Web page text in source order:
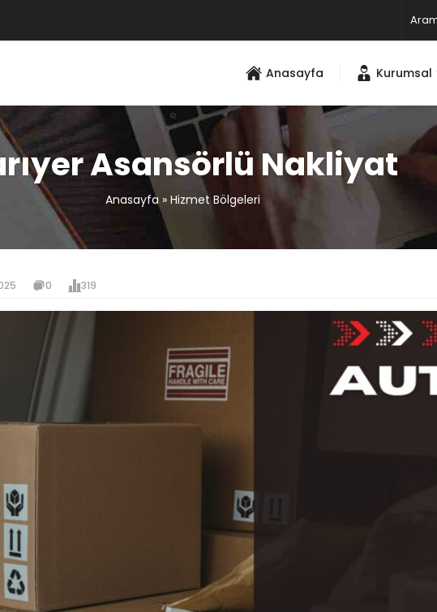
Anasayfa Kurumsal
Asansörlü Nakliyat
Anasayfa» Hizmet Bölgeleri
0 319